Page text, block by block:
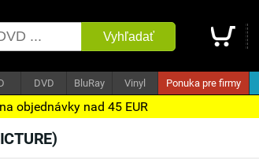
Vyhľadať
DVD BluRay Vinyl Ponuka pre firmy
objednávky nad 45 EUR